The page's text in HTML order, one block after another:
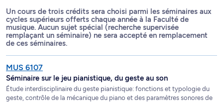
Un cours de trois crédits sera choisi parmi les séminaires aux
cycles supérieurs offerts chaque année à la Faculté de
musique. Aucun sujet spécial (recherche supervisée
remplaçant un séminaire) ne sera accepté en remplacement
de ces séminaires.
MUS 6107
Séminaire sur le jeu pianistique, du geste au son
Étude interdisciplinaire du geste pianistique: fonctions et typologie du
geste, contrôle de la mécanique du piano et des paramètres sonores de